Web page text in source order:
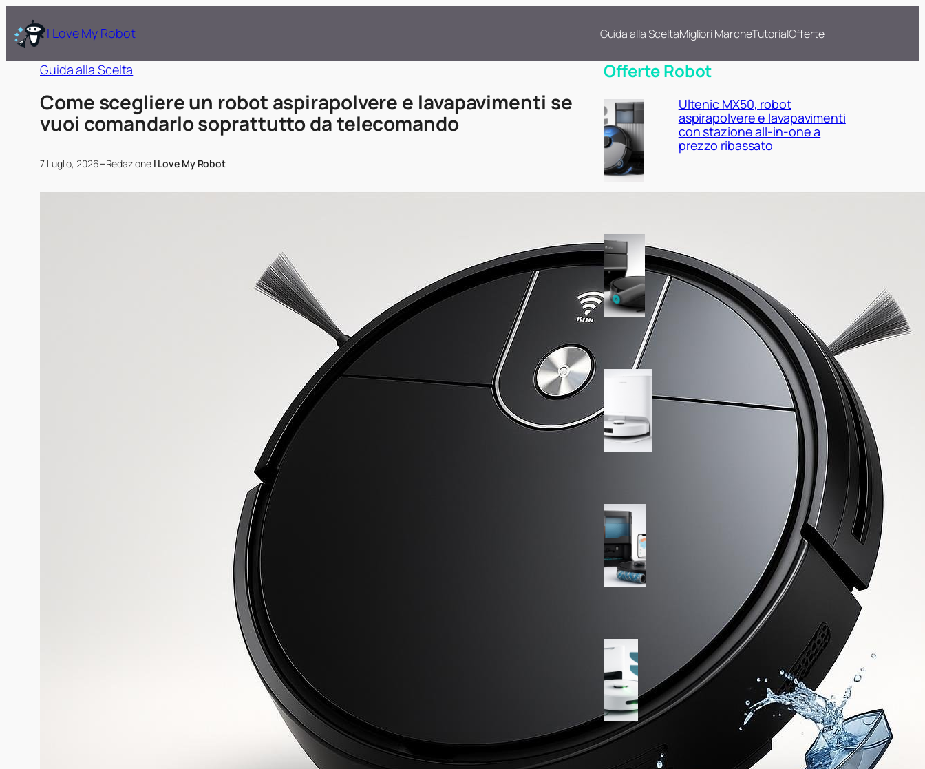
I Love My Robot Guida alla SceltaMigliori MarcheTutorialOfferte
Guida alla Scelta
Come scegliere un robot aspirapolvere e lavapavimenti se
vuoi comandarlo soprattutto da telecomando
7 Luglio, 2026–Redazione I Love My Robot
Offerte Robot
Ultenic MX50, robot
aspirapolvere e lavapavimenti
con stazione all-in-one a
prezzo ribassato
autosvuotante, occasione
interessante per chi vuole
fare upgrade
Roborock Qrevo 2 Pro Set,
stazione all-in-one al minimo
storico su Amazon
Lefant M210 PRO OMNI, robot
aspirapolvere lavapavimenti
completo in offerta su
R10 robot aspirapolvere
lavapavimenti con
svuotamento automatico e
mappatura LiDAR, ottimo affare
su Amazon